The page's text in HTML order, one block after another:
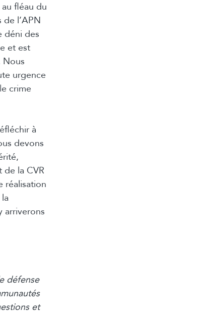
fléau du
l’APN
déni des
et est
Nous
urgence
crime
à
devons
de la CVR
réalisation
arriverons
défense
et